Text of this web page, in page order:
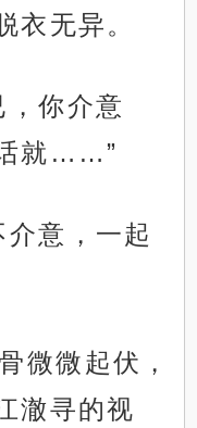
衣无异。
，你介意
就……”
意，一起
微微起伏，
澈寻的视